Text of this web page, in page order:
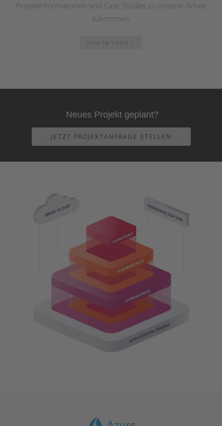
Projektinformationen und Case Studies zu unserer Arbeit
zukommen.
Lire la suite
Neues Projekt geplant?
JETZT PROJEKTANFRAGE STELLEN